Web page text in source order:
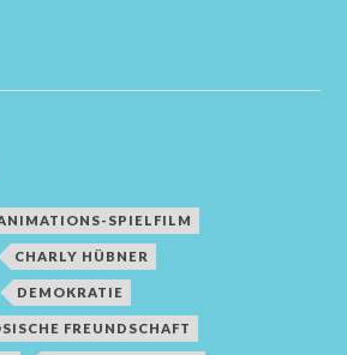
SPIELFILM
CHARLY HÜBNER
DEMOKRATIE
FREUNDSCHAFT